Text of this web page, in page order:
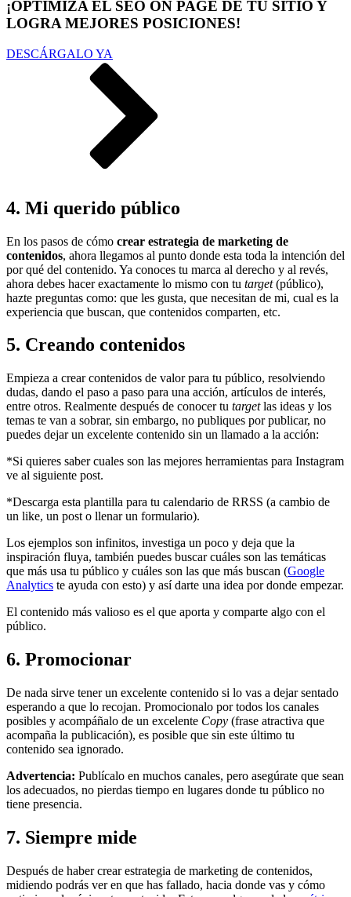
¡OPTIMIZA EL SEO ON PAGE DE TU SITIO Y
LOGRA MEJORES POSICIONES!
DESCÁRGALO YA
4. Mi querido público
En los pasos de cómo crear estrategia de marketing de
contenidos, ahora llegamos al punto donde esta toda la intención del
por qué del contenido. Ya conoces tu marca al derecho y al revés,
ahora debes hacer exactamente lo mismo con tu target(público),
hazte preguntas como: que les gusta, que necesitan de mi, cual es la
experiencia que buscan, que contenidos comparten, etc.
5. Creando contenidos
Empieza a crear contenidos de valor para tu público, resolviendo
dudas, dando el paso a paso para una acción, artículos de interés,
entre otros. Realmente después de conocer tu targetlas ideas y los
temas te van a sobrar, sin embargo, no publiques por publicar, no
puedes dejar un excelente contenido sin un llamado a la acción:
*Si quieres saber cuales son las mejores herramientas para Instagram
ve al siguiente post.
*Descarga esta plantilla para tu calendario de RRSS (a cambio de
un like, un post o llenar un formulario).
Los ejemplos son infinitos, investiga un poco y deja que la
inspiración fluya, también puedes buscar cuáles son las temáticas
que más usa tu público y cuáles son las que más buscan (Google
Analytics te ayuda con esto) y así darte una idea por donde empezar.
El contenido más valioso es el que aporta y comparte algo con el
público.
6. Promocionar
De nada sirve tener un excelente contenido si lo vas a dejar sentado
esperando a que lo recojan. Promocionalo por todos los canales
posibles y acompáñalo de un excelente Copy (frase atractiva que
acompaña la publicación), es posible que sin este último tu
contenido sea ignorado.
Advertencia: Publícalo en muchos canales, pero asegúrate que sean
los adecuados, no pierdas tiempo en lugares donde tu público no
tiene presencia.
7. Siempre mide
Después de haber crear estrategia de marketing de contenidos,
midiendo podrás ver en que has fallado, hacia donde vas y cómo